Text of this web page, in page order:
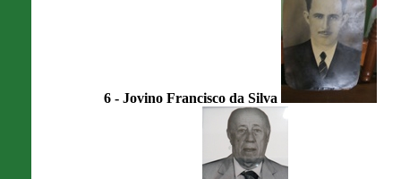
6 - Jovino Francisco da Silva